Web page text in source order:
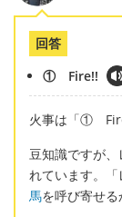
回答
① Fire!!
火事は「①
豆知識ですが
れています。
馬を呼び寄せる